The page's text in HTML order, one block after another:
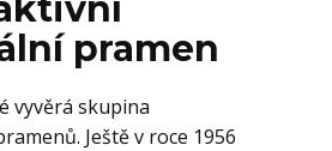
pramen
vyvěrá skupina
Ještě v roce 1956